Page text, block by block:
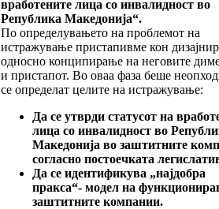
вработените лица со инвалидност во
Република Македонија“.
По определувањето на проблемот на
истражување пристапивме кон
односно конципирање на неговите
и пристапот. Во оваа фаза беше
се определат целите на истражување:
Да се утврди статусот на
лица со инвалидност во
Македонија во заштитните
согласно постоечката
Да се идентификува „најдобра
пракса“- модел на
заштитните компании.